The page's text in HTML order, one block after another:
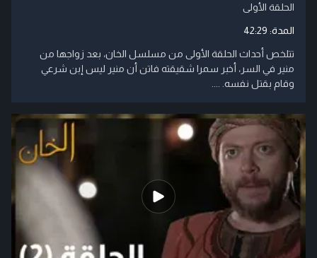
الحلقة الأولى
المدة: 42:29
تتلخص أحداث الحلقة الأولى من مسلسل الخان، بعد زواجها من
منير في السر، أخبر سمرا شقيقته فاتن أن منير ليس إبن شرعي
وقام بقتل نفسه. ....